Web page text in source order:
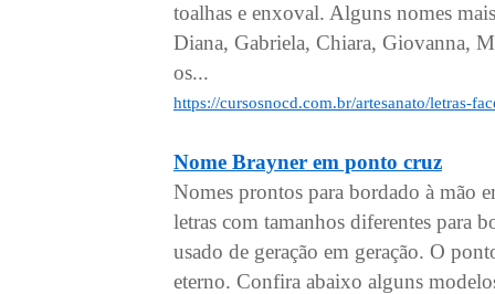
toalhas e enxoval. Alguns nomes
Diana, Gabriela, Chiara, Giovanna,
os...
https://cursosnocd.com.br/artesanato/letras-
Nome Brayner em ponto cruz
Nomes prontos para bordado à mão
letras com tamanhos diferentes para
usado de geração em geração. O
eterno. Confira abaixo alguns